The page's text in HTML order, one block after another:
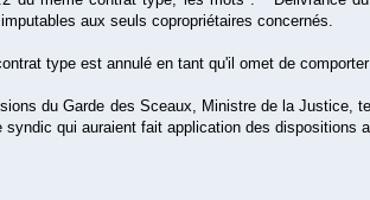
aux seuls copropriétaires concernés.
type est annulé en tant qu'il omet de
du Garde des Sceaux, Ministre de la Justice,
syndic qui auraient fait application des dispositions